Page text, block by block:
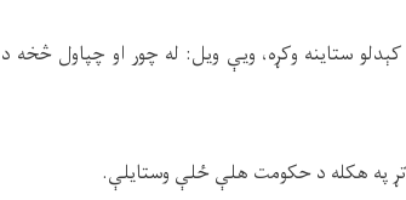
ستاینه وکړه، ویې ویل: له چور او چپاول څخه د
په هکله د حکومت هلې ځلې وستایلې.